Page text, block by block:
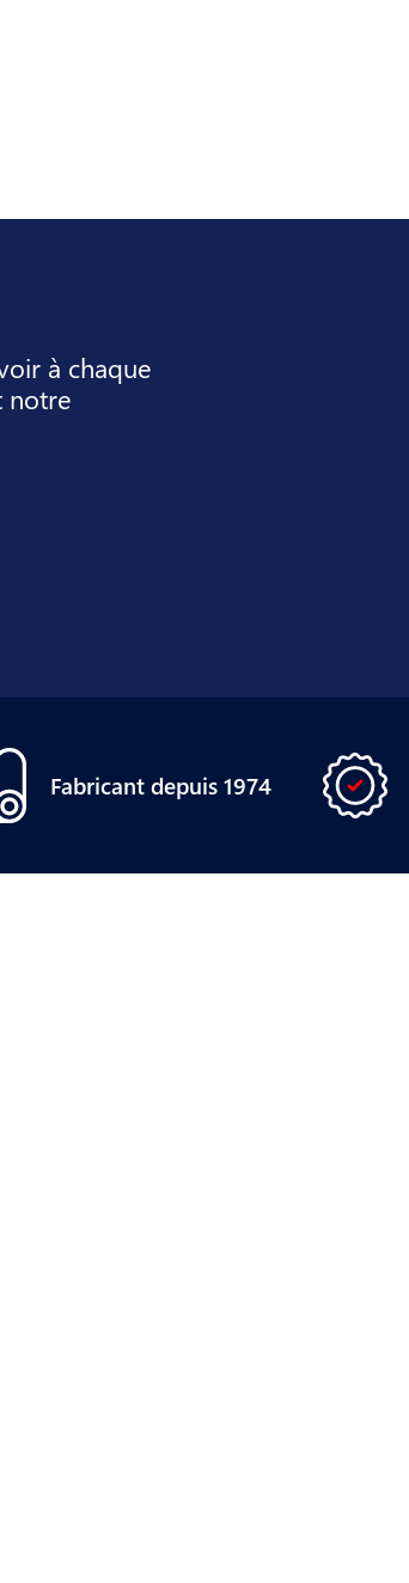
à chaque
notre
Fabricant depuis 1974